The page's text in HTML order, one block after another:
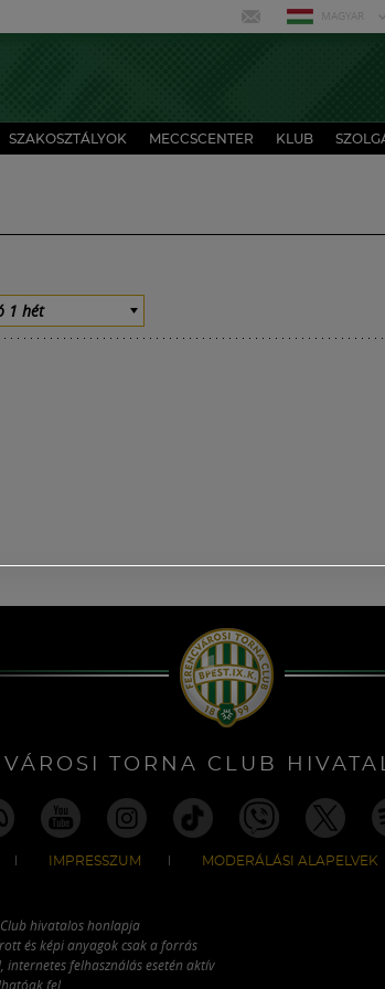
MAGYAR
SZAKOSZTÁLYOK MECCSCENTER KLUB
1 hét
TORNA CLUB
IMPRESSZUM MODERÁLÁSI ALAPELVEK
hivatalos honlapja
és képi anyagok csak a forrás
internetes felhasználás esetén aktív
fel.